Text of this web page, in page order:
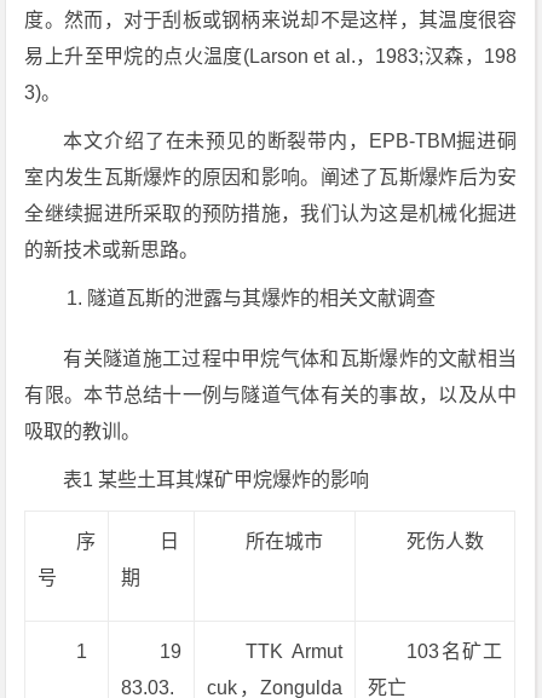
度。然而，对于刮板或钢柄来说却不是这样，其温度很容
易上升至甲烷的点火温度(Larson et al.，1983;汉森，198
3)。
本文介绍了在未预见的断裂带内，EPB-TBM掘进硐
室内发生瓦斯爆炸的原因和影响。阐述了瓦斯爆炸后为安
全继续掘进所采取的预防措施，我们认为这是机械化掘进
的新技术或新思路。
隧道瓦斯的泄露与其爆炸的相关文献调查
有关隧道施工过程中甲烷气体和瓦斯爆炸的文献相当
有限。本节总结十一例与隧道气体有关的事故，以及从中
吸取的教训。
表1 某些土耳其煤矿甲烷爆炸的影响
序
号
日
期
所在城市 死伤人数
1
19
83.03.
TTK Armut
cuk，Zongulda
103名矿工
死亡